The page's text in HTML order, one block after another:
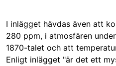
I inlägget hävdas även att
280 ppm, i atmosfären
1870-talet och att
Enligt inlägget "är det ett